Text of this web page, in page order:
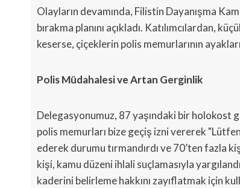
Olayların devamında, Filistin Dayanışma
bırakma planını açıkladı. Katılımcılardan,
keserse, çiçeklerin polis memurlarının
Polis Müdahalesi ve Artan Gerginlik
Delegasyonumuz, 87 yaşındaki bir holokost
polis memurları bize geçiş izni vererek
ederek durumu tırmandırdı ve 70’ten fazla
kişi, kamu düzeni ihlali suçlamasıyla
kaderini belirleme hakkını zayıflatmak için